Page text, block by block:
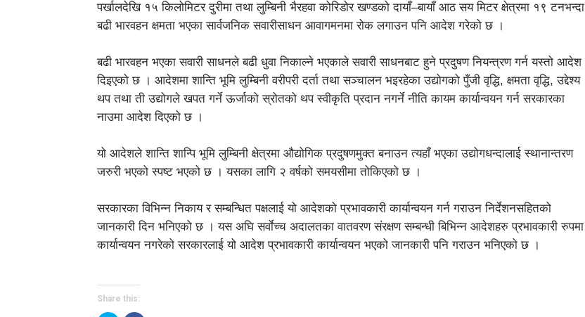
पर्खालदेखि १५ किलोमिटर दुरीमा तथा लुम्बिनी भैरहवा कोरिडोर खण्डको दायाँ–बायाँ आठ सय मिटर क्षेत्रमा १९ टनभन्दा
बढी भारवहन क्षमता भएका सार्वजनिक सवारीसाधन आवागमनमा रोक लगाउन पनि आदेश गरेको छ ।
बढी भारवहन भएका सवारी साधनले बढी धुवा निकाल्ने भएकाले सवारी साधनबाट हुने प्रदुषण नियन्त्रण गर्न यस्तो आदेश
दिइएको छ । आदेशमा शान्ति भूमि लुम्बिनी वरीपरी दर्ता तथा सञ्चालन भइरहेका उद्योगको पुँजी वृद्धि, क्षमता वृद्धि, उद्देश्य
थप तथा ती उद्योगले खपत गर्ने ऊर्जाको स्रोतको थप स्वीकृति प्रदान नगर्ने नीति कायम कार्यान्वयन गर्न सरकारका
नाउमा आदेश दिएको छ ।
यो आदेशले शान्ति शान्पि भूमि लुम्बिनी क्षेत्रमा औद्योगिक प्रदुषणमुक्त बनाउन त्यहाँ भएका उद्योगधन्दालाई स्थानान्तरण
जरुरी भएको स्पष्ट भएको छ । यसका लागि २ वर्षको समयसीमा तोकिएको छ ।
सरकारका विभिन्न निकाय र सम्बन्धित पक्षलाई यो आदेशको प्रभावकारी कार्यान्वयन गर्न गराउन निर्देशनसहितको
जानकारी दिन भनिएको छ । यस अघि सर्वाेच्च अदालतका वातवरण संरक्षण सम्बन्धी बिभिन्न आदेशहरु प्रभावकारी रुपमा
कार्यान्वयन नगरेको सरकारलाई यो आदेश प्रभावकारी कार्यान्वयन भएको जानकारी पनि गराउन भनिएको छ ।
Share this: